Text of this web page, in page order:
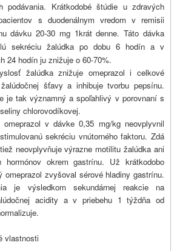
podávania. Krátkodobé štúdie u zdravých
s duodenálnym vredom v remisii
dávku 20-30 mg 1krát denne. Táto dávka
sekréciu žalúdka po dobu 6 hodín a v
24 hodín ju znižuje o 60-70%.
žalúdka znižuje omeprazol i celkové
šťavy a inhibuje tvorbu pepsínu.
je tak významný a spoľahlivý v porovnaní s
chlorovodíkovej.
omeprazol v dávke 0,35 mg/kg neovplyvnil
sekréciu vnútorného faktoru. Zdá
neovplyvňuje výrazne motilitu žalúdka ani
hormónov okrem gastrínu. Už krátkodobo
omeprazol zvyšoval sérové hladiny gastrínu.
je výsledkom sekundárnej reakcie na
acidity a v priebehu 1 týždňa od
vlastnosti